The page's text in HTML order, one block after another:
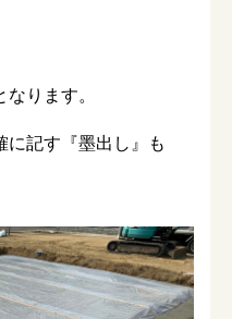
ります。
に記す『墨出し』も